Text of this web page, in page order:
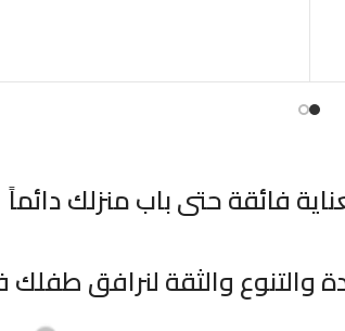
فائقة حتى باب منزلك دائماً
والتنوع والثقة لنرافق